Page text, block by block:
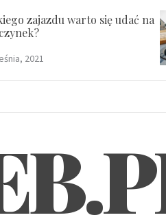
zajazdu warto się udać na
2021